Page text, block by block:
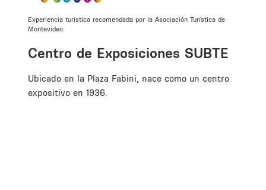
Experiencia turística recomendada por la Asociación Turística de
Montevideo.
Centro de Exposiciones SUBTE
Ubicado en la Plaza Fabini, nace como un centro
expositivo en 1936.